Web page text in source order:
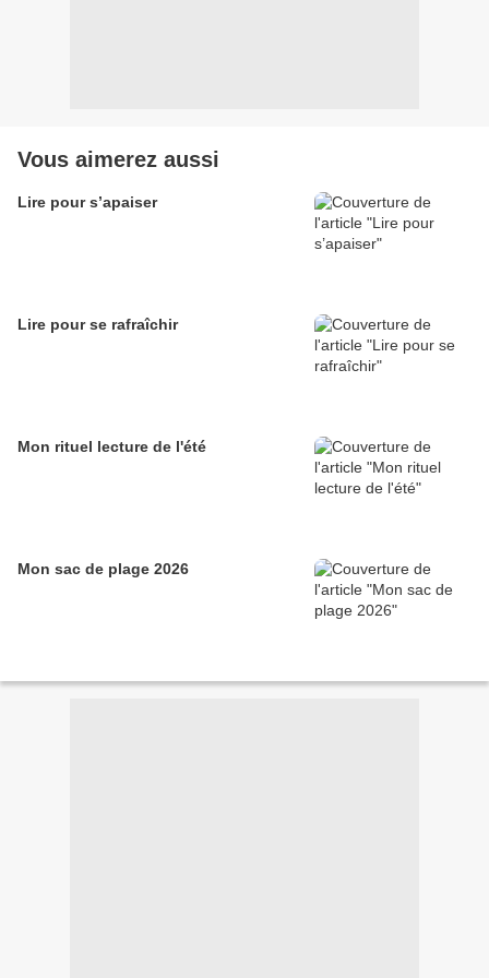
Vous aimerez aussi
Lire pour s’apaiser
Lire pour se rafraîchir
Mon rituel lecture de l'été
Mon sac de plage 2026